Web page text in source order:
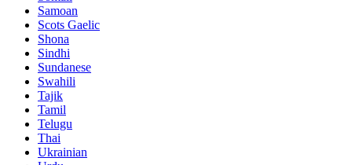
Samoan
Scots Gaelic
Shona
Sindhi
Sundanese
Swahili
Tajik
Tamil
Telugu
Thai
Ukrainian